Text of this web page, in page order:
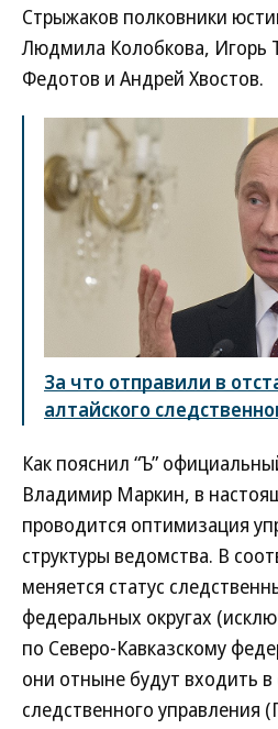
Стрыжаков полковники
Людмила Колобкова, Игорь
Федотов и Андрей Хвостов.
За что отправили в
алтайского
Как пояснил “Ъ”
Владимир Маркин, в
проводится оптимизация
структуры ведомства. В
меняется статус
федеральных округах
по Северо-Кавказскому
они отныне будут входить в
следственного управления